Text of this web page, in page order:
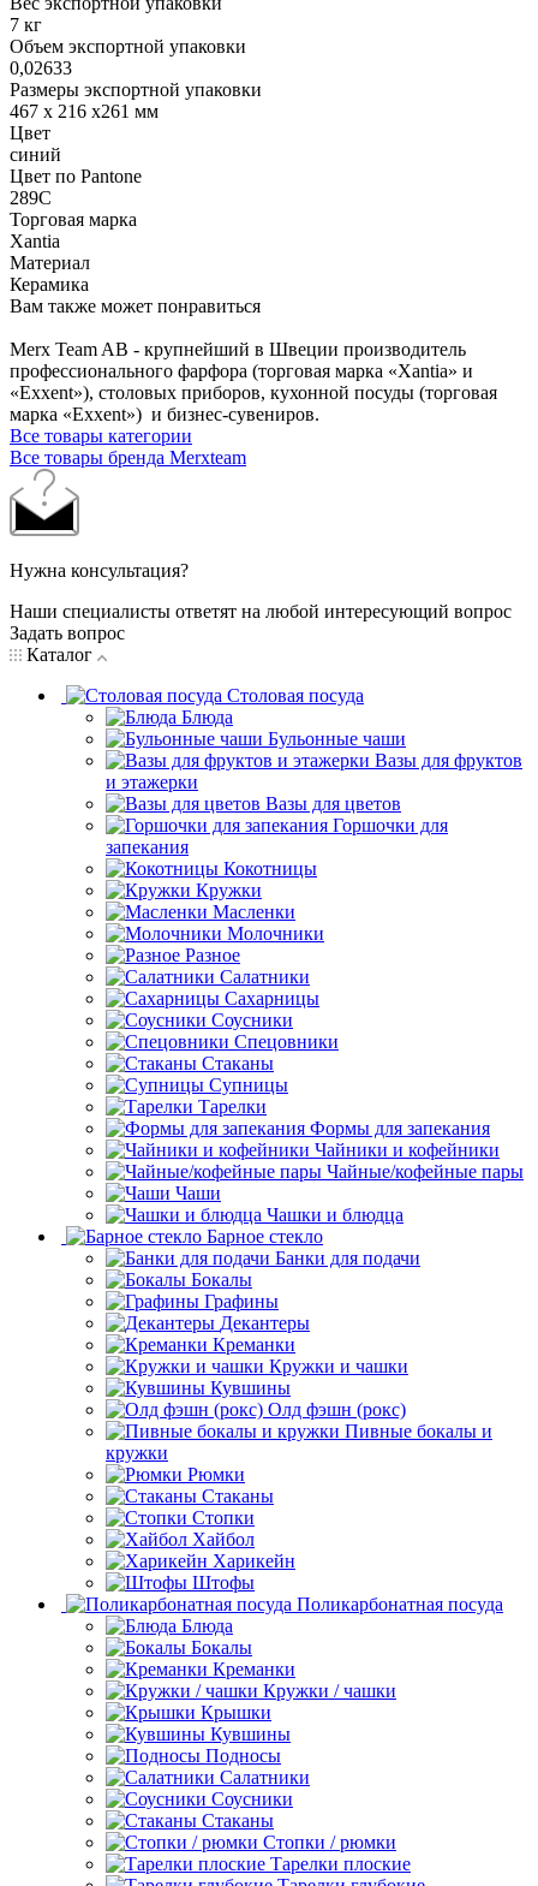
7 кг
Объем экспортной упаковки
0,02633
Размеры экспортной упаковки
467 х 216 х261 мм
Цвет
синий
Цвет по Pantone
289C
Торговая марка
Xantia
Материал
Керамика
Вам также может понравиться
Merx Team AB - крупнейший в Швеции производитель
профессионального фарфора (торговая марка «Xantia» и
«Exxent»), столовых приборов, кухонной посуды (торговая
марка «Exxent») и бизнес-сувениров.
Все товары категории
Все товары бренда Merxteam
Нужна консультация?
Наши специалисты ответят на любой интересующий вопрос
Задать вопрос
Каталог
Столовая посуда
Блюда
Бульонные чаши
Вазы для фруктов
и этажерки
Вазы для цветов
Горшочки для
запекания
Кокотницы
Кружки
Масленки
Молочники
Разное
Салатники
Сахарницы
Соусники
Спецовники
Стаканы
Супницы
Тарелки
Формы для запекания
Чайники и кофейники
Чайные/кофейные пары
Чаши
Чашки и блюдца
Барное стекло
Банки для подачи
Бокалы
Графины
Декантеры
Креманки
Кружки и чашки
Кувшины
Олд фэшн (рокс)
Пивные бокалы и
кружки
Рюмки
Стаканы
Стопки
Хайбол
Харикейн
Штофы
Поликарбонатная посуда
Блюда
Бокалы
Креманки
Кружки / чашки
Крышки
Кувшины
Подносы
Салатники
Соусники
Стаканы
Стопки / рюмки
Тарелки плоские